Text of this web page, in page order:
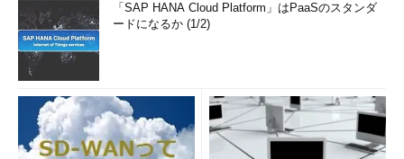
「SAP HANA Cloud Platform」はPaaSのスタンダ
ードになるか (1/2)